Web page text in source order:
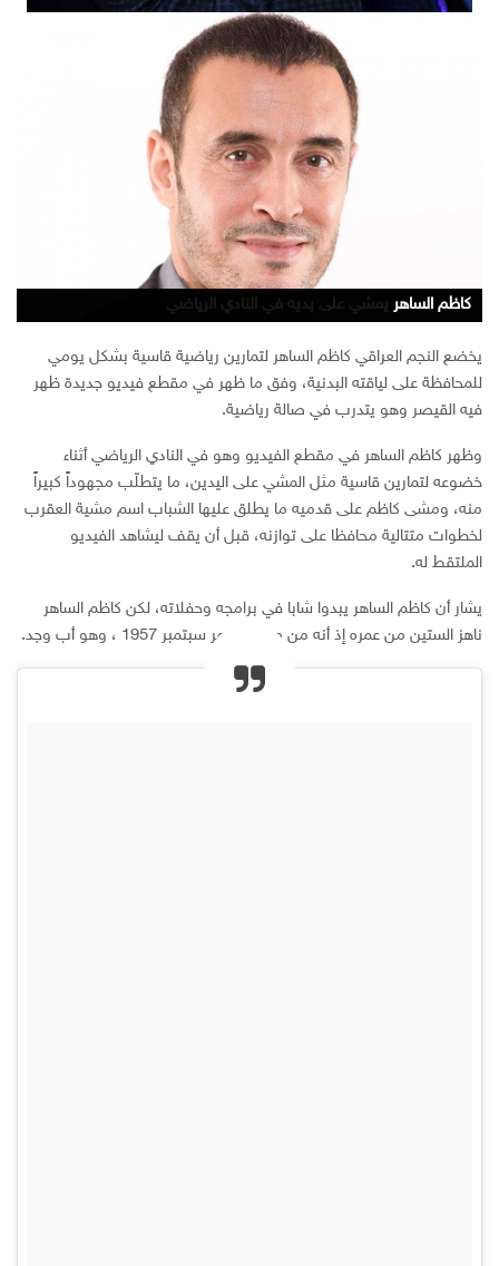
كاظم الساهر يمشي على يديه في النادي الرياضي
كاظم الساهر
يخضع النجم العراقي كاظم الساهر لتمارين رياضية قاسية بشكل يومي
للمحافظة على لياقته البدنية، وفق ما ظهر في مقطع فيديو جديدة ظهر
فيه القيصر وهو يتدرب في صالة رياضية.
وظهر كاظم الساهر في مقطع الفيديو وهو في النادي الرياضي أثناء
خضوعه لتمارين قاسية مثل المشي على اليدين، ما يتطلّب مجهوداً كبيراً
منه، ومشى كاظم على قدميه ما يطلق عليها الشباب اسم مشية العقرب
لخطوات متتالية محافظا على توازنه، قبل أن يقف ليشاهد الفيديو
الملتقط له.
يشار أن كاظم الساهر يبدوا شابا في برامجه وحفلاته، لكن كاظم الساهر
ناهز الستين من عمره إذ أنه من مواليد شهر سبتمبر 1957 ، وهو أب وجد.